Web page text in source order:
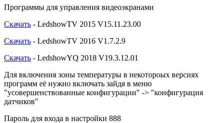
Программы для управления видеоэкранами
Скачать - LedshowTV 2015 V15.11.23.00
Скачать - LedshowTV 2016 V1.7.2.9
Скачать - LedshowYQ 2018 V19.3.12.01
Для включения зоны температуры в некотороых версиях
программ её нужно включать зайдя в меню
"усовершенствованные конфигурации" -> "конфигурация
датчиков"
Пароль для входа в настройки 888